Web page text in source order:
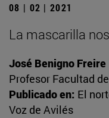
08 | 02 | 2021
La mascarilla
José Benigno Freire
Profesor Facultad
Publicado en: El
Voz de Avilés